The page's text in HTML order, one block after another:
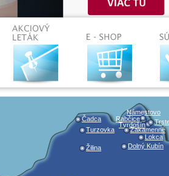
Čadca
Dolný Kubín
Lokca
Námestovo
Tvrdošín
Rabčice
Turzovka Zakamenné
Žilina